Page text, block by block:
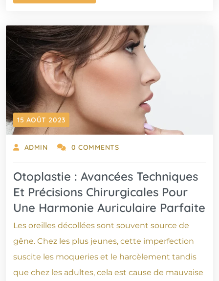
15 AOÛT 2023
ADMIN 0 COMMENTS
Otoplastie : Avancées Techniques
Et Précisions Chirurgicales Pour
Une Harmonie Auriculaire Parfaite
Les oreilles décollées sont souvent source de
gêne. Chez les plus jeunes, cette imperfection
suscite les moqueries et le harcèlement tandis
que chez les adultes, cela est cause de mauvaise